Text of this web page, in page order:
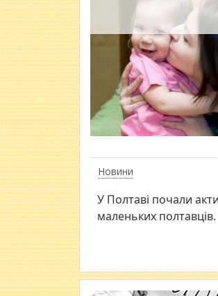
Новини
У Полтаві почали
маленьких полтавців.